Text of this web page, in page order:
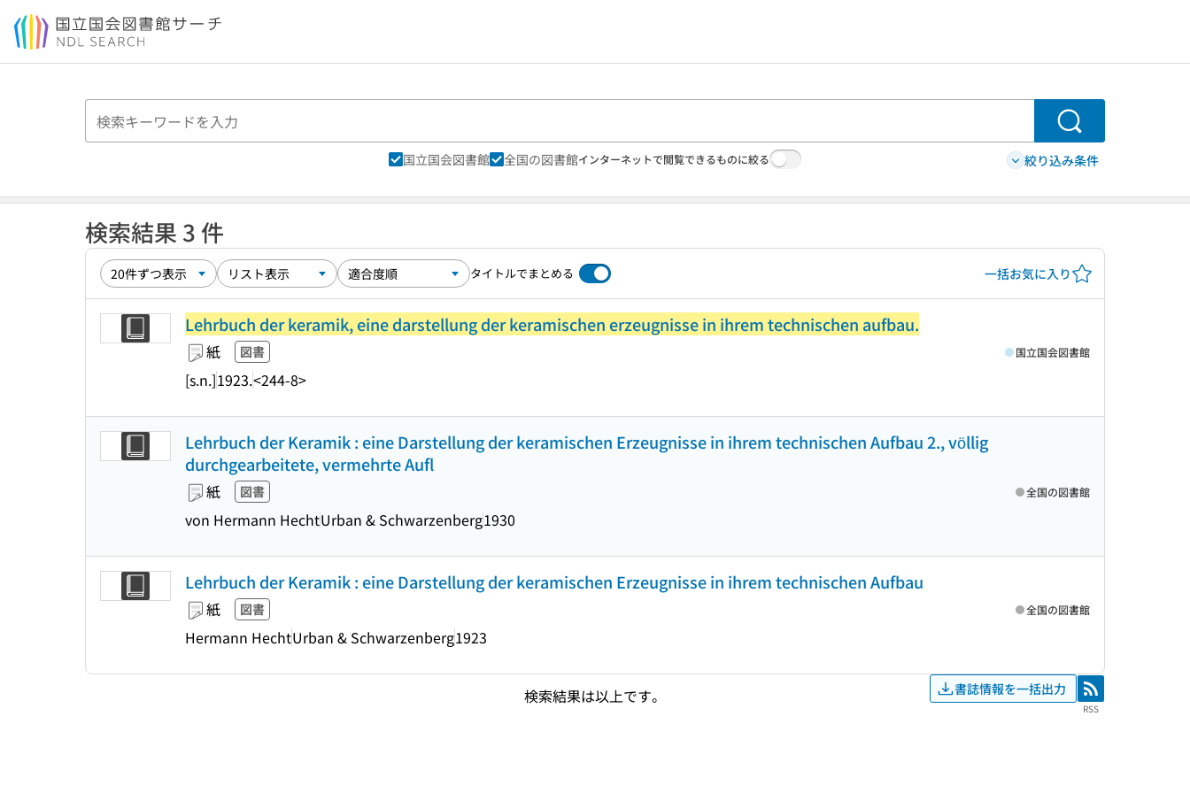
本文へ移動
検索
国立国会図書館 全国の図書館インターネットで閲覧できるものに絞る 絞り込み条件
検索結果 3 件
タイトルでまとめる 一括お気に入り
Lehrbuch der keramik, eine darstellung der keramischen erzeugnisse in ihrem technischen aufbau.
紙 図書
[s.n.]1923.<244-8>
国立国会図書館
Lehrbuch der Keramik : eine Darstellung der keramischen Erzeugnisse in ihrem technischen Aufbau 2., völlig
durchgearbeitete, vermehrte Aufl
紙 図書
von Hermann HechtUrban & Schwarzenberg1930
全国の図書館
Lehrbuch der Keramik : eine Darstellung der keramischen Erzeugnisse in ihrem technischen Aufbau
紙 図書
Hermann HechtUrban & Schwarzenberg1923
全国の図書館
検索結果は以上です。 書誌情報を一括出力 RSS
RSS